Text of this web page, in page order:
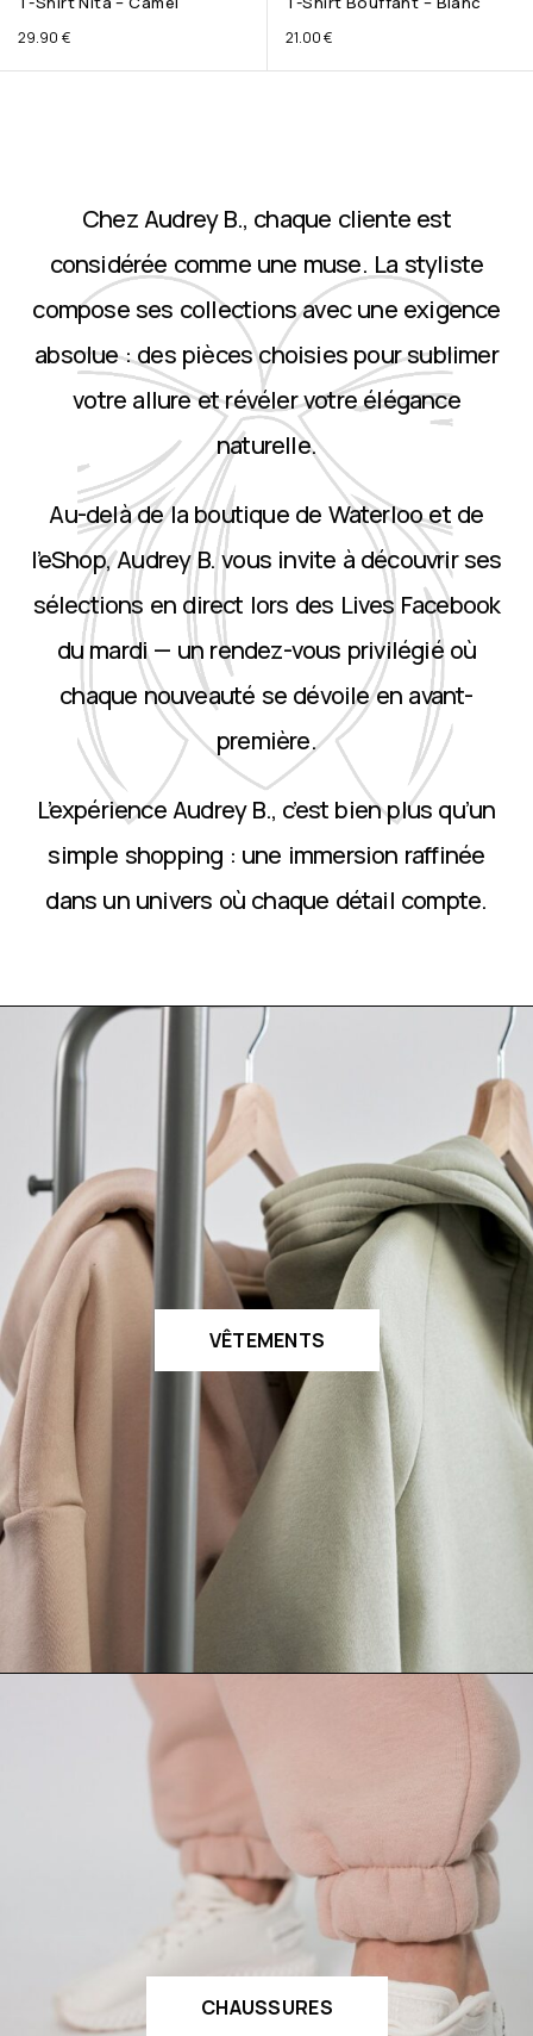
29.90 € 21.00€
Chez Audrey B., chaque cliente est
considérée comme une muse. La styliste
compose ses collections avec une exigence
absolue : des pièces choisies pour sublimer
votre allure et révéler votre élégance
naturelle.
Au-delà de la boutique de Waterloo et de
l’eShop, Audrey B. vous invite à découvrir ses
sélections en direct lors des Lives Facebook
du mardi — un rendez-vous privilégié où
chaque nouveauté se dévoile en avant-
première.
L’expérience Audrey B., c’est bien plus qu’un
simple shopping : une immersion raffinée
dans un univers où chaque détail compte.
VÊTEMENTS
CHAUSSURES